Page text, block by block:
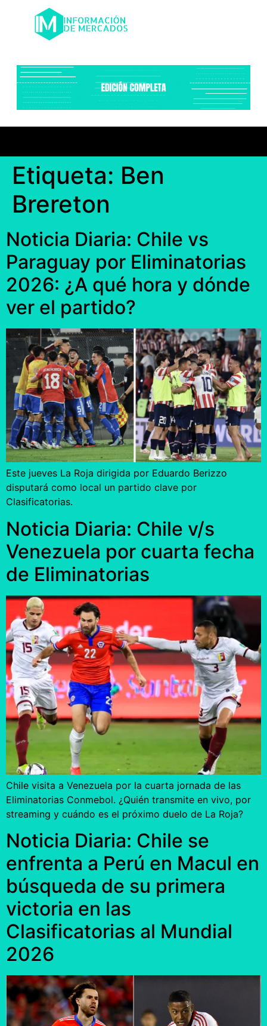
Etiqueta: Ben
Brereton
Noticia Diaria: Chile vs
Paraguay por Eliminatorias
2026: ¿A qué hora y dónde
ver el partido?
Este jueves La Roja dirigida por Eduardo Berizzo
disputará como local un partido clave por
Clasificatorias.
Noticia Diaria: Chile v/s
Venezuela por cuarta fecha
de Eliminatorias
Chile visita a Venezuela por la cuarta jornada de las
Eliminatorias Conmebol. ¿Quién transmite en vivo, por
streaming y cuándo es el próximo duelo de La Roja?
Noticia Diaria: Chile se
enfrenta a Perú en Macul en
búsqueda de su primera
victoria en las
Clasificatorias al Mundial
2026